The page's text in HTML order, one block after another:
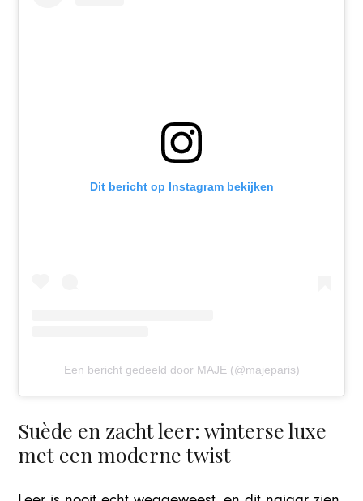
Dit bericht op Instagram bekijken
Een bericht gedeeld door MAJE (@majeparis)
Suède en zacht leer: winterse luxe
met een moderne twist